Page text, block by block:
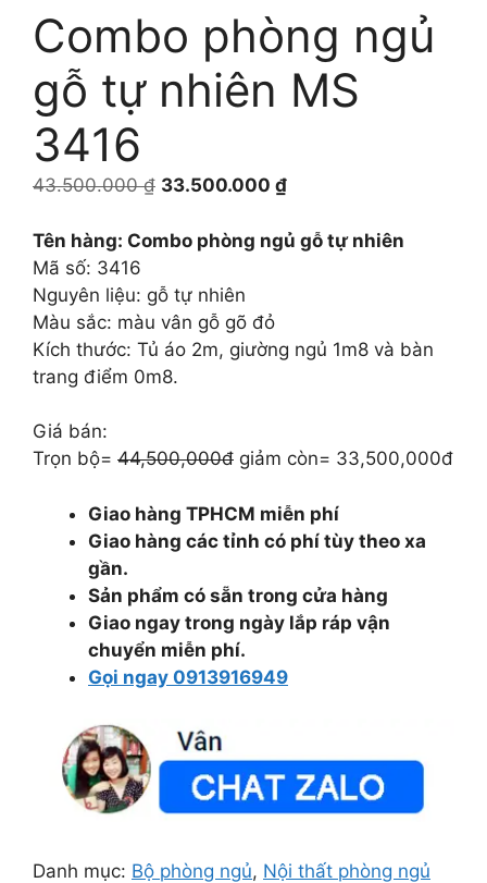
Combo phòng ngủ
gỗ tự nhiên MS
3416
43.500.000₫ Giá
là:
33.500.000 ₫Giá
tại
Tên hàng: Combo phòng ngủ gỗ tự nhiên
Mã số: 3416
Nguyên liệu: gỗ tự nhiên
Màu sắc: màu vân gỗ gõ đỏ
Kích thước: Tủ áo 2m, giường ngủ 1m8 và bàn
trang điểm 0m8.
Giá bán:
Trọn bộ= 44,500,000đ giảm còn= 33,500,000đ
Giao hàng TPHCM miễn phí
Giao hàng các tỉnh có phí tùy theo xa
gần.
Sản phẩm có sẵn trong cửa hàng
Giao ngay trong ngày lắp ráp vận
chuyển miễn phí.
Gọi ngay 0913916949
Danh mục: Bộ phòng ngủ, Nội thất phòng ngủ